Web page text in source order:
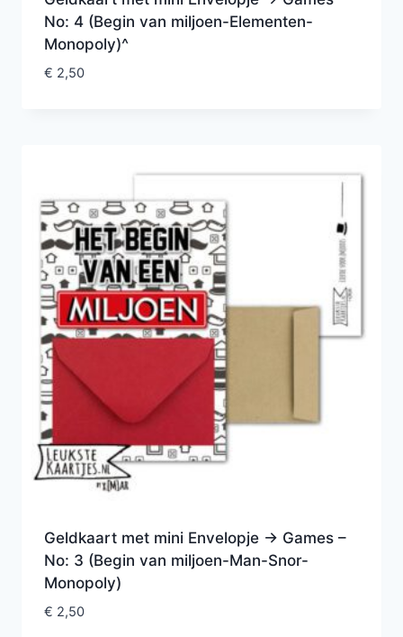
No: 4 (Begin van miljoen-Elementen-
Monopoly)^
€ 2,50
Geldkaart met mini Envelopje -> Games –
No: 3 (Begin van miljoen-Man-Snor-
Monopoly)
€ 2,50